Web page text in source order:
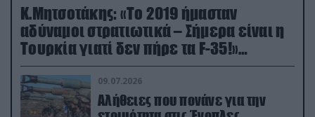
Κ.Μητσοτάκης: «Το 2019 ήμασταν
αδύναμοι στρατιωτικά – Σήμερα είναι η
Τουρκία γιατί δεν πήρε τα F-35!»
(βίντεο)
09.07.2026
Αλήθειες που πονάνε για την